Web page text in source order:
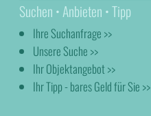
Suchen • Anbieten • Tipp
Ihre Suchanfrage >>
Unsere Suche >>
Ihr Objektangebot >>
Ihr Tipp - bares Geld für Sie >>